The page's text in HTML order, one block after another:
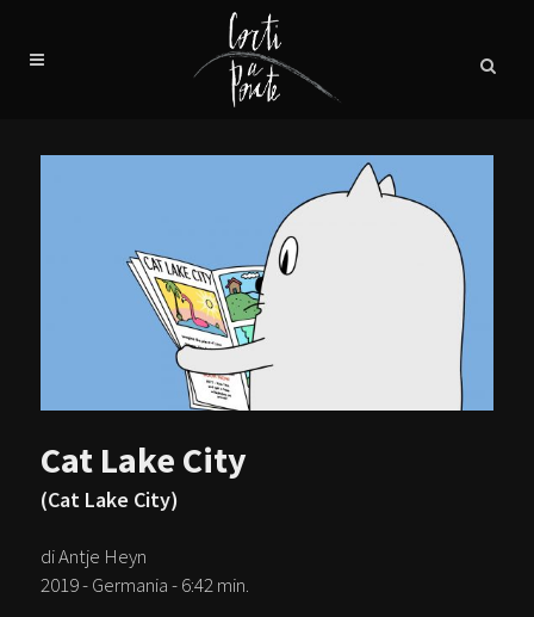
Cat Lake City
(Cat Lake City)
di Antje Heyn
2019 - Germania - 6:42 min.